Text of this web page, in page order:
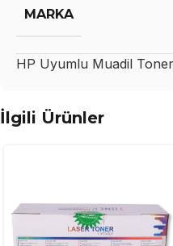
MARKA
HP Uyumlu Muadil Toner
İlgili Ürünler